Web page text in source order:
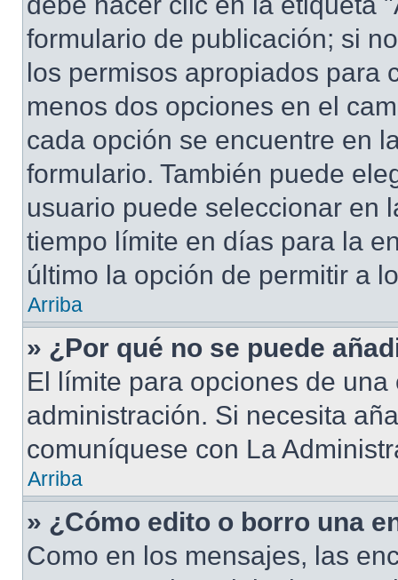
formulario de publicación; si
los permisos apropiados para
menos dos opciones en el
cada opción se encuentre en
formulario. También puede
usuario puede seleccionar en
tiempo límite en días para la
último la opción de permitir a
Arriba
» ¿Por qué no se puede
El límite para opciones de
administración. Si necesita
comuníquese con La
Arriba
» ¿Cómo edito o borro una
Como en los mensajes, las